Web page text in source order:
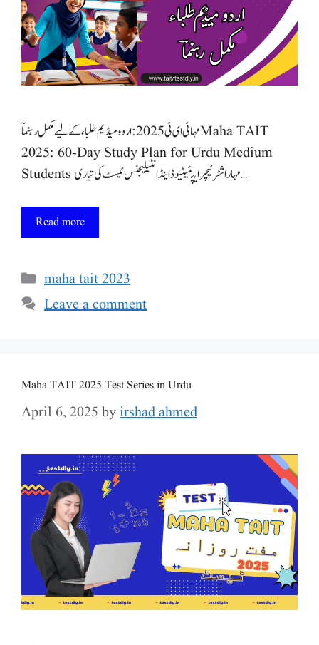
​مہا ٹی ای ٹی 2025: اردو میڈیم طلباء کے لیے مکمل رہنماؔ Maha TAIT
2025: 60-Day Study Plan for Urdu Medium
Students مہاراشٹر ٹیچر ایپٹیٹیوڈ اینڈ انٹیلیجنس ٹیسٹ کی تیاری …
Read more
Categories
maha tait 2023
Leave a comment
Maha TAIT 2025 Test Series in Urdu
April 6, 2025 byirshad ahmed